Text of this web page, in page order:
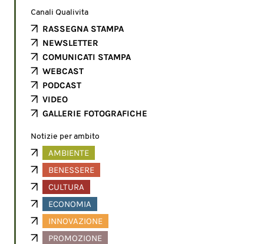
Canali Qualivita
RASSEGNA STAMPA
NEWSLETTER
COMUNICATI STAMPA
WEBCAST
PODCAST
VIDEO
GALLERIE FOTOGRAFICHE
Notizie per ambito
AMBIENTE
BENESSERE
CULTURA
ECONOMIA
INNOVAZIONE
PROMOZIONE